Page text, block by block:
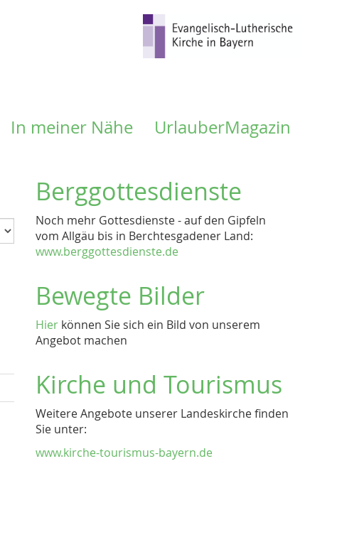
In meiner Nähe UrlauberMagazin
Berggottesdienste
Noch mehr Gottesdienste - auf den Gipfeln
vom Allgäu bis in Berchtesgadener Land:
www.berggottesdienste.de
Bewegte Bilder
Hier können Sie sich ein Bild von unserem
Angebot machen
Kirche und Tourismus
Weitere Angebote unserer Landeskirche finden
Sie unter:
www.kirche-tourismus-bayern.de